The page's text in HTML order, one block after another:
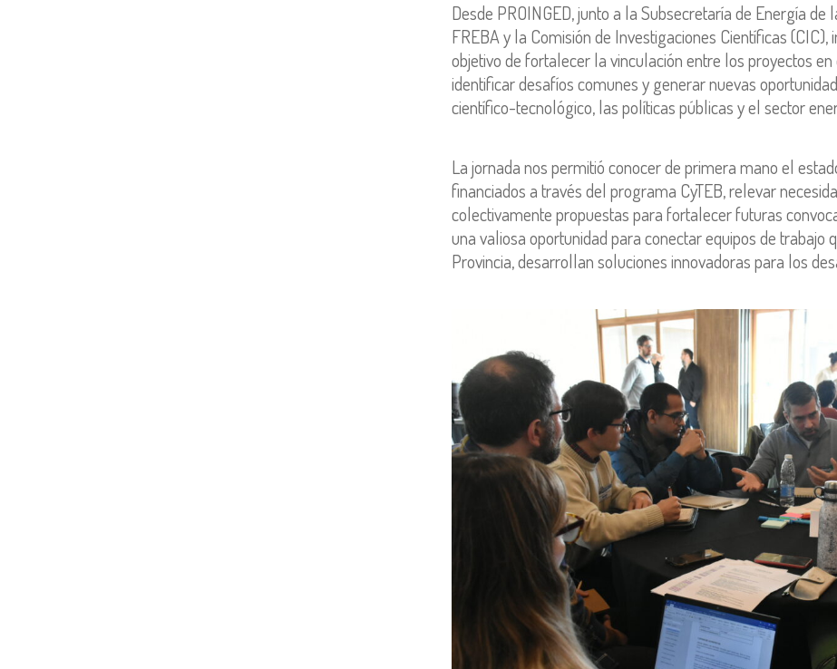
Desde PROINGED, junto a la Subsecretaría de Energía de
FREBA y la Comisión de Investigaciones Científicas
objetivo de fortalecer la vinculación entre los proyectos
identificar desafíos comunes y generar nuevas
científico-tecnológico, las políticas públicas y el sector
La jornada nos permitió conocer de primera mano el
financiados a través del programa CyTEB, relevar
colectivamente propuestas para fortalecer futuras
una valiosa oportunidad para conectar equipos de trabajo
Provincia, desarrollan soluciones innovadoras para los